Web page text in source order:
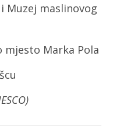
Muzej maslinovog
mjesto Marka Pola